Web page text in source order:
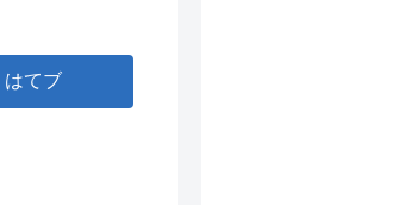
はてブ